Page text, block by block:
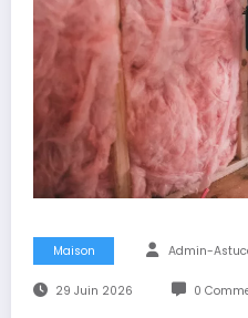
Maison Admin-
29 Juin 2026 0